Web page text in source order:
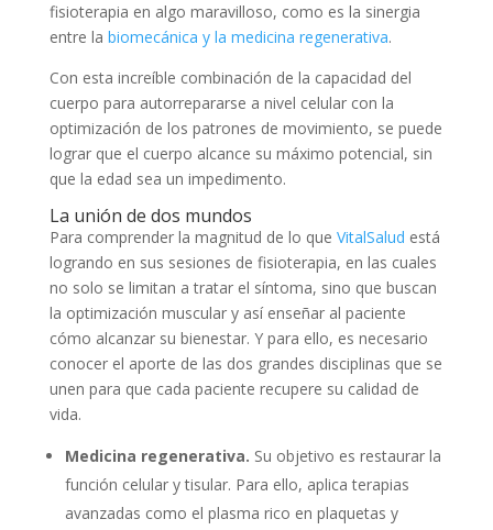
fisioterapia en algo maravilloso, como es la sinergia
entre la biomecánica y la medicina regenerativa.
Con esta increíble combinación de la capacidad del
cuerpo para autorrepararse a nivel celular con la
optimización de los patrones de movimiento, se puede
lograr que el cuerpo alcance su máximo potencial, sin
que la edad sea un impedimento.
La unión de dos mundos
Para comprender la magnitud de lo que VitalSalud está
logrando en sus sesiones de fisioterapia, en las cuales
no solo se limitan a tratar el síntoma, sino que buscan
la optimización muscular y así enseñar al paciente
cómo alcanzar su bienestar. Y para ello, es necesario
conocer el aporte de las dos grandes disciplinas que se
unen para que cada paciente recupere su calidad de
vida.
Medicina regenerativa. Su objetivo es restaurar la
función celular y tisular. Para ello, aplica terapias
avanzadas como el plasma rico en plaquetas y